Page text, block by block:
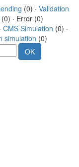
(0) · Validation
(0) · Error (0)
CMS Simulation (0) ·
simulation (0)